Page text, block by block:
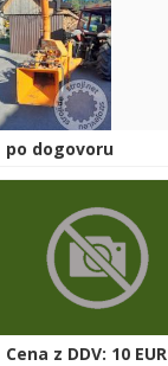
po dogovoru
Cena z DDV: 10 EUR